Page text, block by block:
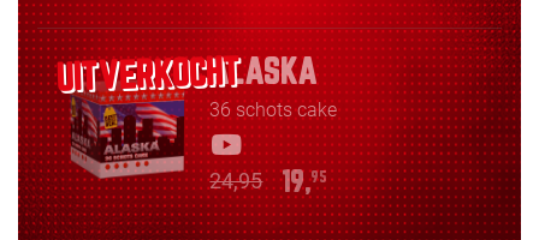
ALASKA
36 schots cake
24,95 19,95